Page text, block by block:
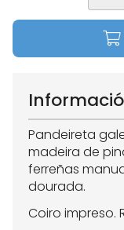
Pandeireta
madeira de
ferreñas
dourada.
Coiro impreso.